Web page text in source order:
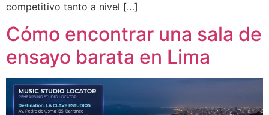
competitivo tanto a nivel […]
Cómo encontrar una sala de
ensayo barata en Lima